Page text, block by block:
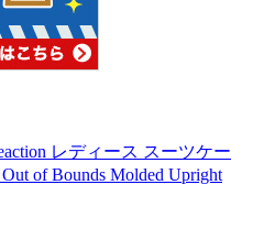
レディース スーツケー
of Bounds Molded Upright